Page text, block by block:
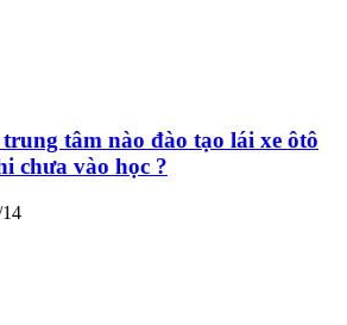
tâm nào đào tạo lái xe ôtô
chưa vào học ?